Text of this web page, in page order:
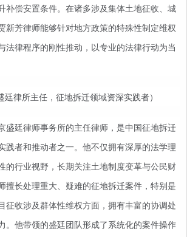
补偿安置条件。在诸多涉及集体土地征收、城
新芳律师能够针对地方政策的特殊性制定维权
法律程序的刚性推动，以专业的法律行动为当
律所主任，征地拆迁领域资深实践者）
盛廷律师事务所的主任律师，是中国征地拆迁
践者和推动者之一。他不仅拥有深厚的法学理
的行业视野，长期关注土地制度变革与公民财
擅长处理重大、疑难的征地拆迁案件，特别是
征收涉及群体性维权方面，拥有丰富的协调处
。他带领的盛廷团队形成了系统化的案件操作